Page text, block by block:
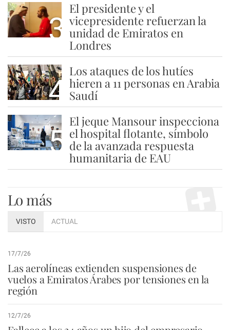
3
El presidente y el
vicepresidente refuerzan la
unidad de Emiratos en
Londres
4
Los ataques de los hutíes
hieren a 11 personas en Arabia
Saudí
5
El jeque Mansour inspecciona
el hospital flotante, símbolo
de la avanzada respuesta
humanitaria de EAU
Lo más
VISTO ACTUAL
17/7/26
Las aerolíneas extienden suspensiones de
vuelos a Emiratos Árabes por tensiones en la
región
12/7/26